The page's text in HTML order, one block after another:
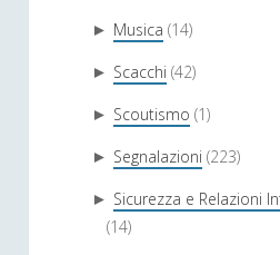
► Musica (14)
► Scacchi (42)
► Scoutismo (1)
► Segnalazioni (223)
► Sicurezza e Relazioni
(14)